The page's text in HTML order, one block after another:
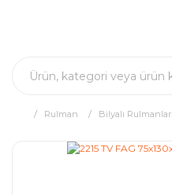
Rulman Bilyalı Rulmanlar